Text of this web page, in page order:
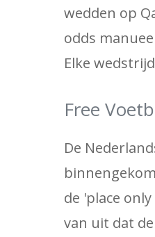
wedden op
odds
Elke
Free
De
de 'place
van uit dat